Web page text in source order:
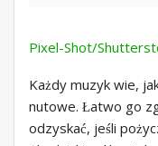
Pixel-Shot/
Każdy muzyk wie,
nutowe. Łatwo go
odzyskać, jeśli